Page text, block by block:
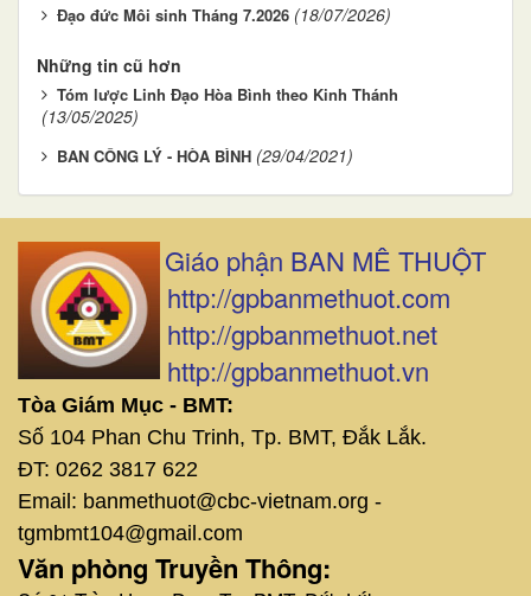
Đạo đức Môi sinh Tháng 7.2026 (18/07/2026)
Những tin cũ hơn
Tóm lược Linh Đạo Hòa Bình theo Kinh Thánh
(13/05/2025)
BAN CÔNG LÝ - HÒA BÌNH (29/04/2021)
Giáo phận BAN MÊ THUỘT
http://gpbanmethuot.com
http://gpbanmethuot.net
http://gpbanmethuot.vn
Tòa Giám Mục - BMT:
Số 104 Phan Chu Trinh, Tp. BMT, Đắk Lắk.
ĐT: 0262 3817 622
Email: banmethuot@cbc-vietnam.org -
tgmbmt104@gmail.com
Văn phòng Truyền Thông: